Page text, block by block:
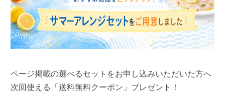
ページ掲載の選べるセットをお申し込みいただいた方へ
次回使える「送料無料クーポン」プレゼント！